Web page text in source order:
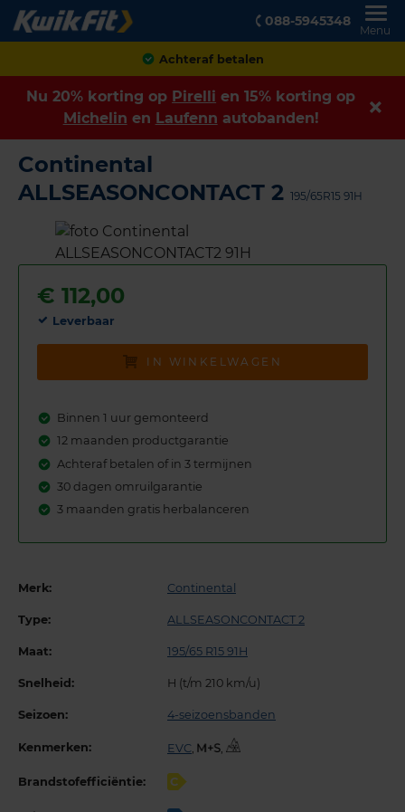
088-5945348
Menu
Klanten geven ons een
Nu 20% korting op Pirelli en 15% korting op
Michelin en Laufenn autobanden!
Continental
ALLSEASONCONTACT 2 195/65R15 91H
€ 112,00
Leverbaar
IN WINKELWAGEN
Binnen 1 uur gemonteerd
12 maanden productgarantie
Achteraf betalen of in 3 termijnen
30 dagen omruilgarantie
3 maanden gratis herbalanceren
Merk: Continental
Type: ALLSEASONCONTACT 2
Maat: 195/65 R15 91H
Snelheid: H (t/m 210 km/u)
Seizoen: 4-seizoensbanden
Kenmerken: EVC ,
Brandstofefficiëntie: C